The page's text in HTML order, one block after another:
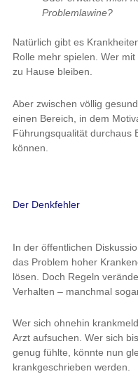
Problemlawine?
Natürlich gibt es
Rolle mehr spielen. Wer
zu Hause bleiben.
Aber zwischen völlig
einen Bereich, in dem
Führungsqualität durchaus
können.
Der Denkfehler
In der öffentlichen
das Problem hoher
lösen. Doch Regeln
Verhalten – manchmal
Wer sich ohnehin
Arzt aufsuchen. Wer sich
genug fühlte, könnte nun
krankgeschrieben werden.